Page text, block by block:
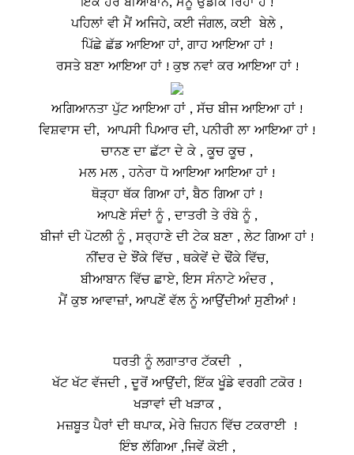
ਪਹਿਲਾਂ ਵੀ ਮੈਂ ਅਜਿਹੇ, ਕਈ ਜੰਗਲ, ਕਈ ਬੇਲੇ ,
ਪਿੱਛੇ ਛੱਡ ਆਇਆ ਹਾਂ, ਗਾਹ ਆਇਆ ਹਾਂ !
ਰਸਤੇ ਬਣਾ ਆਇਆ ਹਾਂ ! ਕੁਝ ਨਵਾਂ ਕਰ ਆਇਆ ਹਾਂ !
ਅਗਿਆਨਤਾ ਪੁੱਟ ਆਇਆ ਹਾਂ , ਸੱਚ ਬੀਜ ਆਇਆ ਹਾਂ !
ਵਿਸ਼ਵਾਸ ਦੀ, ਆਪਸੀ ਪਿਆਰ ਦੀ, ਪਨੀਰੀ ਲਾ ਆਇਆ ਹਾਂ !
ਚਾਨਣ ਦਾ ਛੱਟਾ ਦੇ ਕੇ , ਕੂਚ ਕੂਚ ,
ਮਲ ਮਲ , ਹਨੇਰਾ ਧੋ ਆਇਆ ਆਇਆ ਹਾਂ !
ਥੋੜ੍ਹਾ ਥੱਕ ਗਿਆ ਹਾਂ, ਬੈਠ ਗਿਆ ਹਾਂ !
ਆਪਣੇ ਸੰਦਾਂ ਨੂੰ , ਦਾਤਰੀ ਤੇ ਰੰਬੇ ਨੂੰ ,
ਬੀਜਾਂ ਦੀ ਪੋਟਲੀ ਨੂੰ , ਸਰ੍ਹਾਣੇ ਦੀ ਟੇਕ ਬਣਾ , ਲੇਟ ਗਿਆ ਹਾਂ !
ਨੀਂਦਰ ਦੇ ਝੌਂਕੇ ਵਿੱਚ , ਥਕੇਵੇਂ ਦੇ ਢੌਂਕੇ ਵਿੱਚ,
ਬੀਆਬਾਨ ਵਿੱਚ ਛਾਏ, ਇਸ ਸੰਨਾਟੇ ਅੰਦਰ ,
ਮੈਂ ਕੁਝ ਆਵਾਜ਼ਾਂ, ਆਪਣੇਂ ਵੱਲ ਨੂੰ ਆਉਂਦੀਆਂ ਸੁਣੀਆਂ !
ਧਰਤੀ ਨੂੰ ਲਗਾਤਾਰ ਟੱਕਦੀ ,
ਖੱਟ ਖੱਟ ਵੱਜਦੀ , ਦੂਰੋਂ ਆਉਂਦੀ, ਇੱਕ ਖੂੰਡੇ ਵਰਗੀ ਟਕੋਰ !
ਖੜਾਵਾਂ ਦੀ ਖੜਾਕ ,
ਮਜ਼ਬੂਤ ਪੈਰਾਂ ਦੀ ਥਪਾਕ, ਮੇਰੇ ਜ਼ਿਹਨ ਵਿੱਚ ਟਕਰਾਈ !
ਇੰਝ ਲੱਗਿਆ ,ਜਿਵੇਂ ਕੋਈ ,